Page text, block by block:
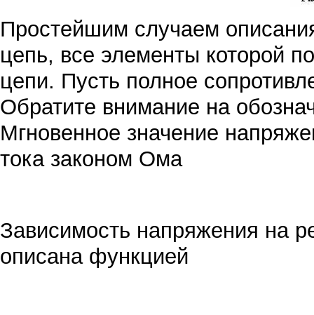
Простейшим случаем
цепь, все элементы которой
цепи. Пусть полное
Обратите внимание на
Мгновенное значение
тока законом Ома
Зависимость напряжения на
описана функцией